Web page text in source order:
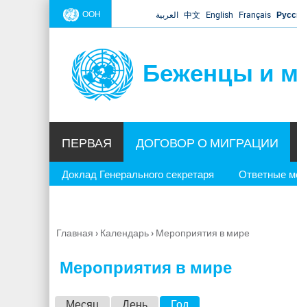
ООН العربية 中文 English Français
Беженцы и
ПЕРВАЯ ДОГОВОР О МИГРАЦИИ
Доклад Генерального секретаря Ответные
Вы
Главная › Календарь› Мероприятия в мире
Мероприятия в мире